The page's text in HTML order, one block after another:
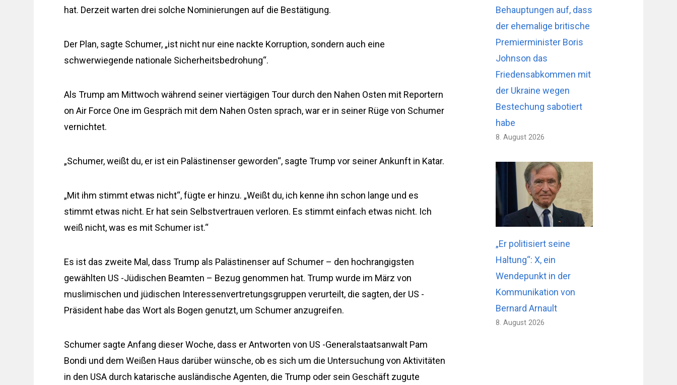
hat. Derzeit warten drei solche Nominierungen auf die Bestätigung.
Der Plan, sagte Schumer, „ist nicht nur eine nackte Korruption, sondern auch eine
schwerwiegende nationale Sicherheitsbedrohung“.
Als Trump am Mittwoch während seiner viertägigen Tour durch den Nahen Osten mit Reportern
on Air Force One im Gespräch mit dem Nahen Osten sprach, war er in seiner Rüge von Schumer
vernichtet.
„Schumer, weißt du, er ist ein Palästinenser geworden“, sagte Trump vor seiner Ankunft in Katar.
„Mit ihm stimmt etwas nicht“, fügte er hinzu. „Weißt du, ich kenne ihn schon lange und es
stimmt etwas nicht. Er hat sein Selbstvertrauen verloren. Es stimmt einfach etwas nicht. Ich
weiß nicht, was es mit Schumer ist.“
Es ist das zweite Mal, dass Trump als Palästinenser auf Schumer – den hochrangigsten
gewählten US -Jüdischen Beamten – Bezug genommen hat. Trump wurde im März von
muslimischen und jüdischen Interessenvertretungsgruppen verurteilt, die sagten, der US -
Präsident habe das Wort als Bogen genutzt, um Schumer anzugreifen.
Schumer sagte Anfang dieser Woche, dass er Antworten von US -Generalstaatsanwalt Pam
Bondi und dem Weißen Haus darüber wünsche, ob es sich um die Untersuchung von Aktivitäten
in den USA durch katarische ausländische Agenten, die Trump oder sein Geschäft zugute
Behauptungen auf, dass
der ehemalige britische
Premierminister Boris
Johnson das
Friedensabkommen mit
der Ukraine wegen
Bestechung sabotiert
habe
8. August 2026
„Er politisiert seine
Haltung“: X, ein
Wendepunkt in der
Kommunikation von
Bernard Arnault
8. August 2026